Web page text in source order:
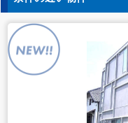
ご本人様は、当社に
用目的の通知、開示
止または消去、第三
当社問合わせ窓口に
社はお客様ご本人を
な間内に対応いたし
【お問合せ窓口】
株式会社バレッグ
住所 東京都目黒区鷹